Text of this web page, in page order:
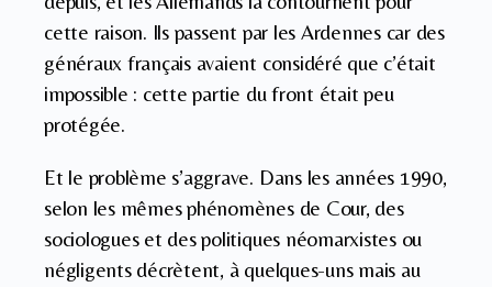
cette raison. Ils passent par les Ardennes car des
généraux français avaient considéré que c’était
impossible : cette partie du front était peu
protégée.
Et le problème s’aggrave. Dans les années 1990,
selon les mêmes phénomènes de Cour, des
sociologues et des politiques néomarxistes ou
négligents décrètent, à quelques-uns mais au